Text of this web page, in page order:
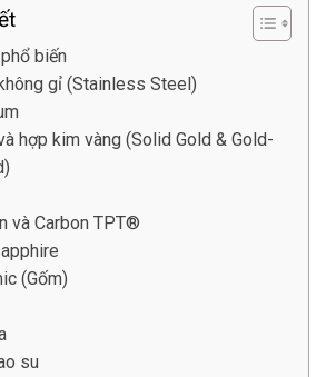
biến
gỉ (Stainless Steel)
hợp kim vàng (Solid Gold & Gold-
và Carbon TPT®
(Gốm)
su